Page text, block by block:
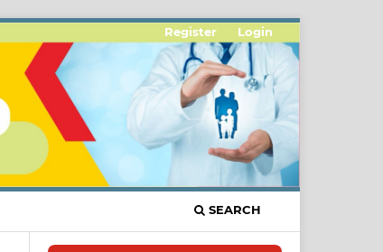
SEARCH
Register Login